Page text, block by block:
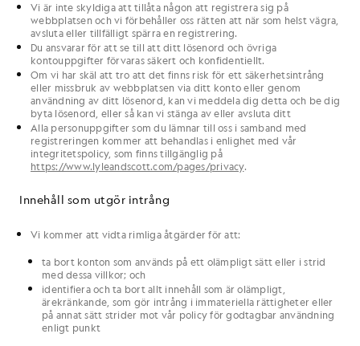
Vi är inte skyldiga att tillåta någon att registrera sig på
webbplatsenochvi förbehåller oss rätten att när som helst vägra,
avsluta eller tillfälligt spärra en registrering.
Du ansvarar för att se till att ditt lösenord och övriga
kontouppgifter förvaras säkert och konfidentiellt.
Om vi har skäl att tro att det finns risk för ett säkerhetsintrång
eller missbruk av webbplatsen via ditt konto eller genom
användning av ditt lösenord, kanvi meddeladig detta och bedig
byta lösenord , eller så kanvi stänga av eller avsluta ditt
Alla personuppgiftersom du lämnar till ossi samband med
registreringen kommer att behandlas i enlighet med vår
integritetspolicy, som finns tillgänglig på
https://www.lyleandscott.com/pages/privacy.
Innehåll som utgör intrång
Vi kommer att vidta rimliga åtgärder för att:
ta bort konton som används på ett olämpligt sätt eller i strid
med dessa villkor; och
identifiera och ta bort allt innehåll som är olämpligt,
ärekränkande, som gör intrång i immateriella rättigheter eller
på annat sätt strider mot vår policy för godtagbar användning
enligt punkt